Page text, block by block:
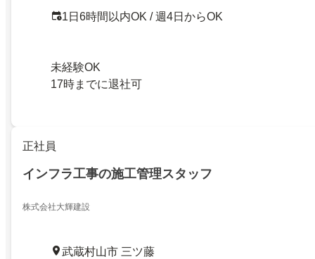
1日6時間以内OK / 週4日からOK
未経験OK
17時までに退社可
正社員
インフラ工事の施工管理スタッフ
株式会社大輝建設
武蔵村山市 三ツ藤